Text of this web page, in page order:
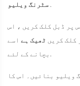
سٹرنگ ویلیو .
پر ڈبل کلک کریں ، اس
کلک کریں ٹھیک ہے اسے
بچانے کے لئے.
ویلیو بنائیں۔ اس کا